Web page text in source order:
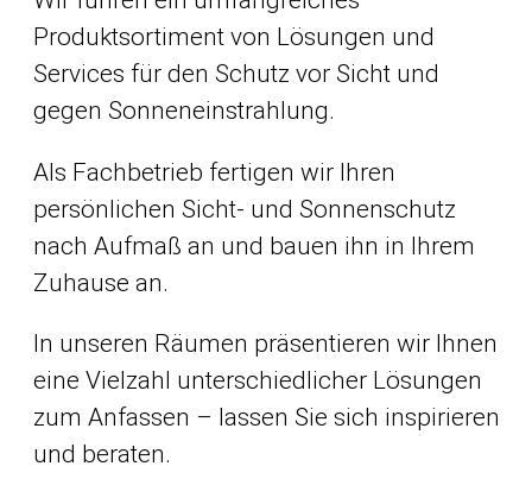
Produktsortiment von Lösungen und
Services für den Schutz vor Sicht und
gegen Sonneneinstrahlung.
Als Fachbetrieb fertigen wir Ihren
persönlichen Sicht- und Sonnenschutz
nach Aufmaß an und bauen ihn in Ihrem
Zuhause an.
In unseren Räumen präsentieren wir Ihnen
eine Vielzahl unterschiedlicher Lösungen
zum Anfassen – lassen Sie sich inspirieren
und beraten.